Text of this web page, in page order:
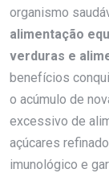
organismo
alimentação
verduras e
benefícios
o acúmulo de
excessivo de
açúcares
imunológico e